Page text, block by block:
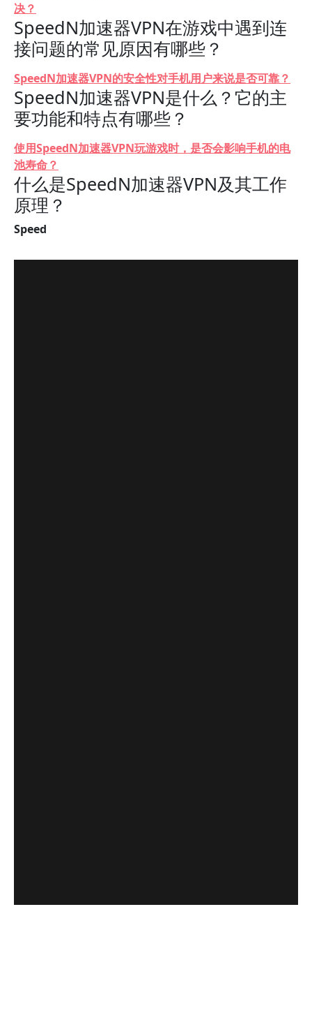
决？
SpeedN加速器VPN在游戏中遇到连
接问题的常见原因有哪些？
SpeedN加速器VPN的安全性对手机用户来说是否可靠？
SpeedN加速器VPN是什么？它的主
要功能和特点有哪些？
使用SpeedN加速器VPN玩游戏时，是否会影响手机的电
池寿命？
什么是SpeedN加速器VPN及其工作
原理？
Speed